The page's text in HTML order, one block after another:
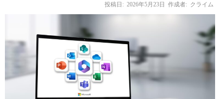
投稿日: 2026年5月23日 作成者: クライム